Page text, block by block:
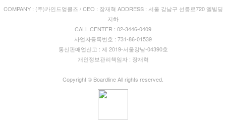
COMPANY : (주)카인드엉클즈 / CEO : 장재혁 ADDRESS : 서울 강남구 선릉로720 엘빌딩
지하
CALL CENTER : 02-3446-0409
사업자등록번호 : 731-86-01539
통신판매업신고 : 제 2019-서울강남-04390호
개인정보관리책임자 : 장재혁
Copyright © Boardline All rights reserved.